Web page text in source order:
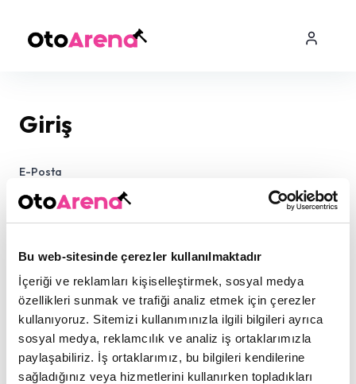
Bu web-sitesinde çerezler kullanılmaktadır
İçeriği ve reklamları kişiselleştirmek, sosyal medya
özellikleri sunmak ve trafiği analiz etmek için çerezler
kullanıyoruz. Sitemizi kullanımınızla ilgili bilgileri ayrıca
sosyal medya, reklamcılık ve analiz iş ortaklarımızla
paylaşabiliriz. İş ortaklarımız, bu bilgileri kendilerine
sağladığınız veya hizmetlerini kullanırken topladıkları
Giriş
E-Posta